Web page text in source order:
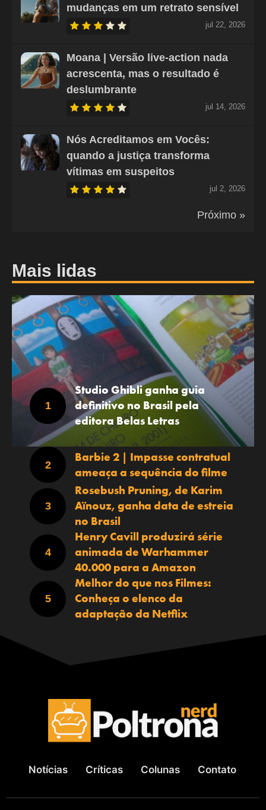
mudanças em um retrato sensível
jul 22, 2026
Moana | Versão live-action nada
acrescenta, mas o resultado é
deslumbrante
jul 14, 2026
Nós Acreditamos em Vocês:
quando a justiça transforma
vítimas em suspeitos
jul 2, 2026
Próximo »
Mais lidas
Studio Ghibli ganha guia
definitivo no Brasil pela
editora Belas Letras
Barbie 2 | Impasse contratual
ameaça a sequência do filme
Rosebush Pruning, de Karim
Aïnouz, ganha data de estreia
no Brasil
Henry Cavill produzirá série
animada de Warhammer
40.000 para a Amazon
Melhor do que nos Filmes:
Conheça o elenco da
adaptação da Netflix
Notícias Críticas Colunas Contato